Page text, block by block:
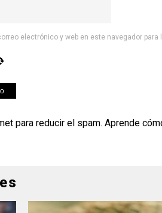
electrónico y web en este navegador
para reducir el spam. Aprende